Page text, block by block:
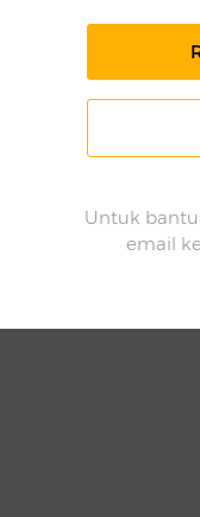
Untuk
email ke